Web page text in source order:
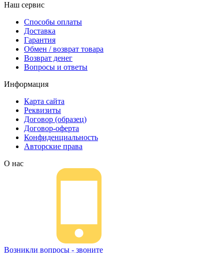
Наш сервис
Способы оплаты
Доставка
Гарантия
Обмен / возврат товара
Возврат денег
Вопросы и ответы
Информация
Карта сайта
Реквизиты
Договор (образец)
Договор-оферта
Конфиденциальность
Авторские права
О нас
Возникли вопросы - звоните